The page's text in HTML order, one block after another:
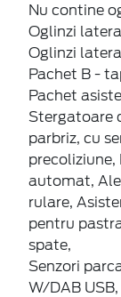
Nu contine
Oglinzi
Oglinzi
Pachet B -
Pachet
Stergatoare
parbriz, cu
precoliziune,
automat,
rulare,
pentru
spate,
Senzori
W/DAB